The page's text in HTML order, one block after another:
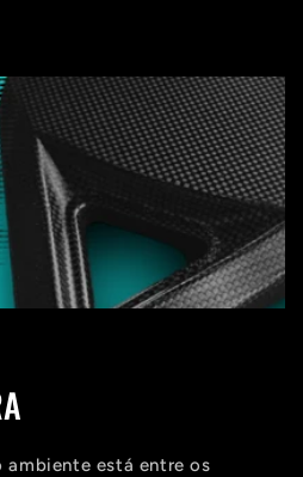
ambiente está entre os